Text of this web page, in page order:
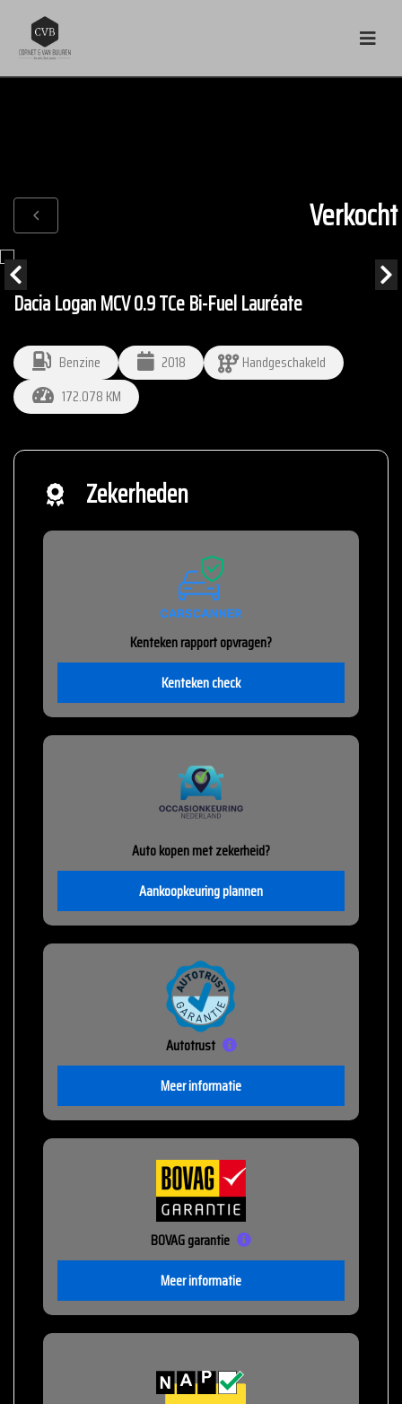
Verkocht
Dacia Logan MCV 0.9 TCe Bi-Fuel Lauréate
Benzine 2018
Handgeschakeld
172.078 KM
Zekerheden
Kenteken rapport opvragen?
Kenteken check
Auto kopen met zekerheid?
Aankoopkeuring plannen
Autotrust
Meer informatie
BOVAG garantie
Meer informatie